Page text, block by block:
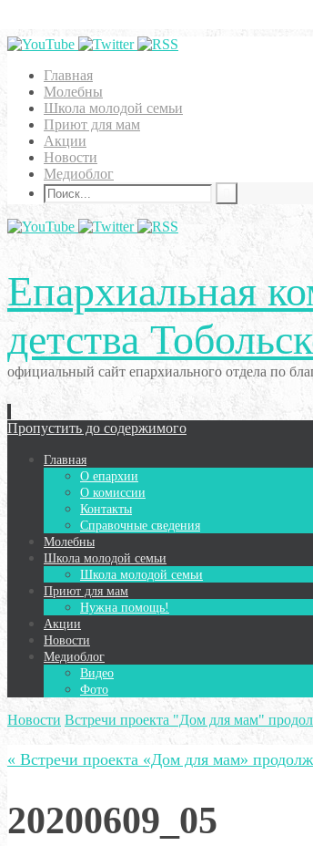
Главная
Молебны
Школа молодой семьи
Приют для мам
Акции
Новости
Медиоблог
Епархиальная
детства
официальный сайт епархиального отдела по
Пропустить до содержимого
Главная
О епархии
О комиссии
Контакты
Справочные сведения
Молебны
Школа молодой семьи
Школа молодой семьи
Приют для мам
Нужна помощь!
Акции
Новости
Медиоблог
Видео
Фото
Новости Встречи проекта "Дом для мам"
« Встречи проекта «Дом для мам»
20200609_05